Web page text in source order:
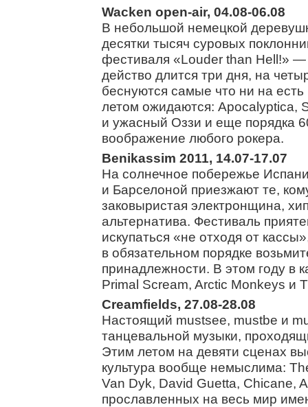
Wacken open-air, 04.08-06.08
В небольшой немецкой
десятки тысяч суровых
фестиваля «Louder than Hell!» —
действо длится три дня, на
беснуются самые что ни на
летом ожидаются: Apocalyptica,
и ужасный Оззи и еще порядка
воображение любого рокера.
Benikassim 2011, 14.07-17.07
На солнечное побережье
и Барселоной приезжают те,
заковыристая электронщина,
альтернатива. Фестиваль
искупаться «не отходя от
в обязательном порядке
принадлежности. В этом году в
Primal Scream, Arctic Monkeys и
Creamfields, 27.08-28.08
Настоящий mustsee, mustbe и
танцевальной музыки,
Этим летом на девяти сценах
культура вообще немыслима:
Van Dyk, David Guetta, Chicane,
прославленных на весь мир